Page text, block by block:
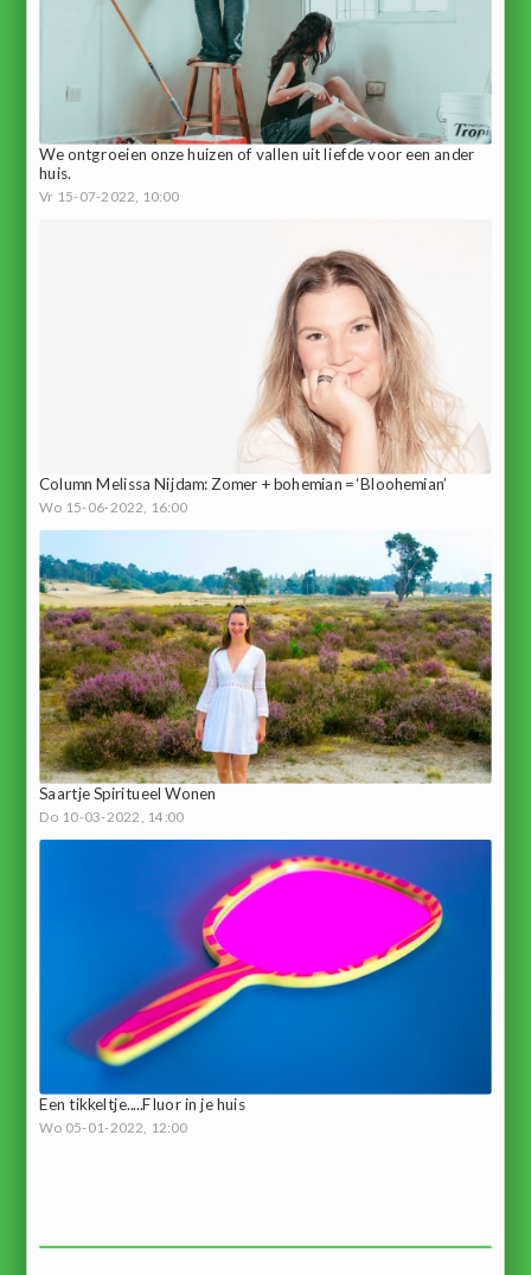
We ontgroeien onze huizen of vallen uit liefde voor een ander
huis.
Vr 15-07-2022, 10:00
Column Melissa Nijdam: Zomer + bohemian = ‘Bloohemian’
Wo 15-06-2022, 16:00
Saartje Spiritueel Wonen
Do 10-03-2022, 14:00
Een tikkeltje.....Fluor in je huis
Wo 05-01-2022, 12:00